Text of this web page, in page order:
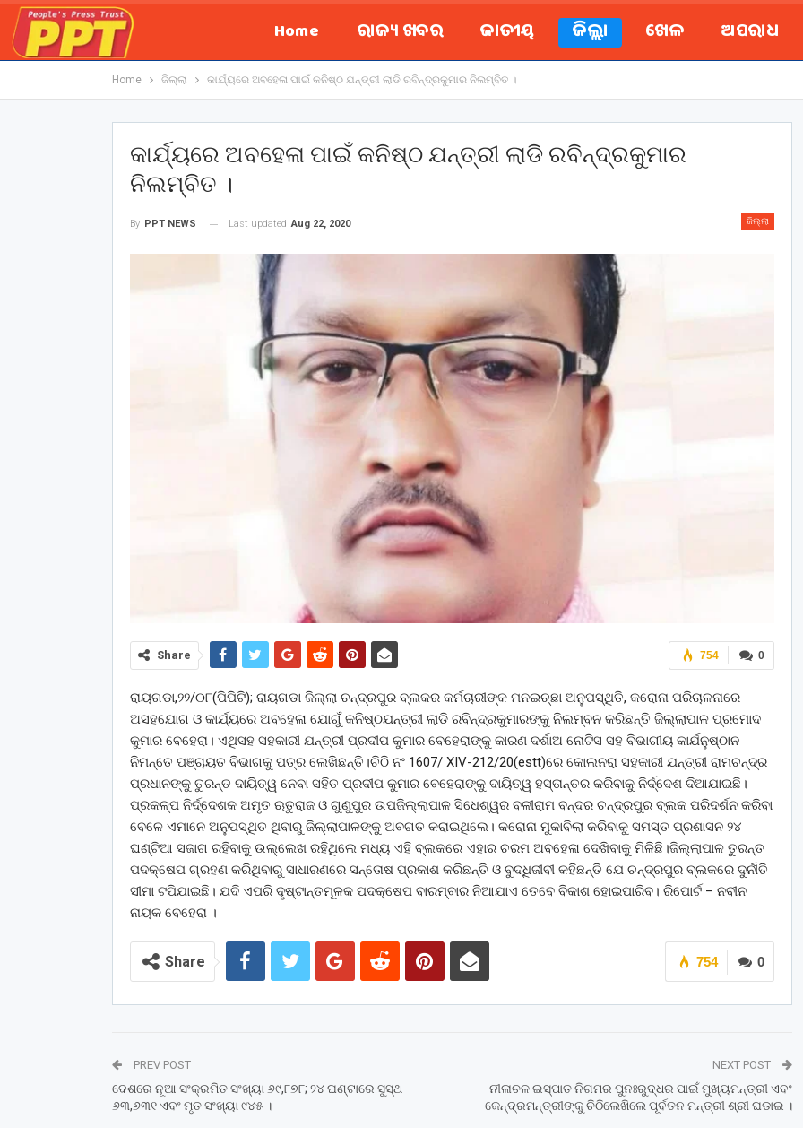
Home ରାଜ୍ୟ ଖବର ଜାତୀୟ ଜିଲ୍ଲା ଖେଳ ଅପରାଧ
Home ଜିଲ୍ଲା କାର୍ଯ୍ୟରେ ଅବହେଳା ପାଇଁ କନିଷ୍ଠ ଯନ୍ତ୍ରୀ ଲାଡି ରବିନ୍ଦ୍ରକୁମାର ନିଲମ୍ବିତ ।
କାର୍ଯ୍ୟରେ ଅବହେଳା ପାଇଁ କନିଷ୍ଠ ଯନ୍ତ୍ରୀ ଲାଡି ରବିନ୍ଦ୍ରକୁମାର
ନିଲମ୍ବିତ ।
ଜିଲ୍ଲା
By PPT NEWS Last updated Aug 22, 2020
0
754
Share
ରାୟଗଡା,୨୨/୦୮(ପିପିଟି); ରାୟଗଡା ଜିଲ୍ଲା ଚନ୍ଦ୍ରପୁର ବ୍ଲକର କର୍ମଚାରୀଙ୍କ ମନଇଚ୍ଛା ଅନୁପସ୍ଥିତି, କରୋନା ପରିଚାଳନାରେ
ଅସହଯୋଗ ଓ କାର୍ଯ୍ୟରେ ଅବହେଳା ଯୋଗୁଁ କନିଷ୍ଠଯନ୍ତ୍ରୀ ଲାଡି ରବିନ୍ଦ୍ରକୁମାରଙ୍କୁ ନିଲମ୍ବନ କରିଛନ୍ତି ଜିଲ୍ଲାପାଳ ପ୍ରମୋଦ
କୁମାର ବେହେରା। ଏଥିସହ ସହକାରୀ ଯନ୍ତ୍ରୀ ପ୍ରଦୀପ କୁମାର ବେହେରାଙ୍କୁ କାରଣ ଦର୍ଶାଅ ନୋଟିସ ସହ ବିଭାଗୀୟ କାର୍ଯନୁଷ୍ଠାନ
ନିମନ୍ତେ ପଞ୍ଚାୟତ ବିଭାଗକୁ ପତ୍ର ଲେଖିଛନ୍ତି।ଚିଠି ନଂ 1607/ XIV-212/20(estt)ରେ କୋଲନରା ସହକାରୀ ଯନ୍ତ୍ରୀ ରାମଚନ୍ଦ୍ର
ପ୍ରଧାନଙ୍କୁ ତୁରନ୍ତ ଦାୟିତ୍ୱ ନେବା ସହିତ ପ୍ରଦୀପ କୁମାର ବେହେରାଙ୍କୁ ଦାୟିତ୍ୱ ହସ୍ତାନ୍ତର କରିବାକୁ ନିର୍ଦ୍ଦେଶ ଦିଆଯାଇଛି।
ପ୍ରକଳ୍ପ ନିର୍ଦ୍ଦେଶକ ଅମୃତ ଋତୁରାଜ ଓ ଗୁଣୁପୁର ଉପଜିଲ୍ଲାପାଳ ସିଧେଶ୍ୱର ବଳୀରାମ ବନ୍ଦର ଚନ୍ଦ୍ରପୁର ବ୍ଲକ ପରିଦର୍ଶନ କରିବା
ବେଳେ ଏମାନେ ଅନୁପସ୍ଥିତ ଥିବାରୁ ଜିଲ୍ଲାପାଳଙ୍କୁ ଅବଗତ କରାଇଥିଲେ। କରୋନା ମୁକାବିଲା କରିବାକୁ ସମସ୍ତ ପ୍ରଶାସନ ୨୪
ଘଣ୍ଟିଆ ସଜାଗ ରହିବାକୁ ଉଲ୍ଲେଖ ରହିଥିଲେ ମଧ୍ୟ ଏହି ବ୍ଲକରେ ଏହାର ଚରମ ଅବହେଳା ଦେଖିବାକୁ ମିଳିଛି।ଜିଲ୍ଲାପାଳ ତୁରନ୍ତ
ପଦକ୍ଷେପ ଗ୍ରହଣ କରିଥିବାରୁ ସାଧାରଣରେ ସନ୍ତୋଷ ପ୍ରକାଶ କରିଛନ୍ତି ଓ ବୁଦ୍ଧିଜୀବୀ କହିଛନ୍ତି ଯେ ଚନ୍ଦ୍ରପୁର ବ୍ଲକରେ ଦୁର୍ନୀତି
ସୀମା ଟପିଯାଇଛି। ଯଦି ଏପରି ଦୃଷ୍ଟାନ୍ତମୂଳକ ପଦକ୍ଷେପ ବାରମ୍ବାର ନିଆଯାଏ ତେବେ ବିକାଶ ହୋଇପାରିବ। ରିପୋର୍ଟ – ନବୀନ
ନାୟକ ବେହେରା ।
0
754
Share
PREV POST
ଦେଶରେ ନୂଆ ସଂକ୍ରମିତ ସଂଖ୍ୟା ୬୯,୮୭୮; ୨୪ ଘଣ୍ଟାରେ ସୁସ୍ଥ
୬୩,୬୩୧ ଏବଂ ମୃତ ସଂଖ୍ୟା ୯୪୫ ।
NEXT POST
ନୀଳାଚଳ ଇସ୍ପାତ ନିଗମର ପୁନଃରୁଦ୍ଧର ପାଇଁ ମୁଖ୍ୟମନ୍ତ୍ରୀ ଏବଂ
କେନ୍ଦ୍ରମନ୍ତ୍ରୀଙ୍କୁ ଚିଠିଲେଖିଲେ ପୂର୍ବତନ ମନ୍ତ୍ରୀ ଶ୍ରୀ ଘଡାଇ ।